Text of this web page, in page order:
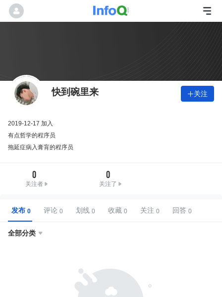
快到碗里来 关注
2019-12-17 加入
有点哲学的程序员
拖延症病入膏肓的程序员
0
关注者
0
关注了
发布 评论 划线 收藏 关注 回答
全部分类 